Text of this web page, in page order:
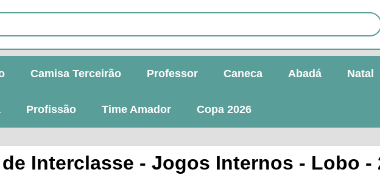
Camisa Terceirão Professor Caneca Abadá Natal
Profissão Time Amador Copa 2026
Interclasse - Jogos Internos - Lobo -